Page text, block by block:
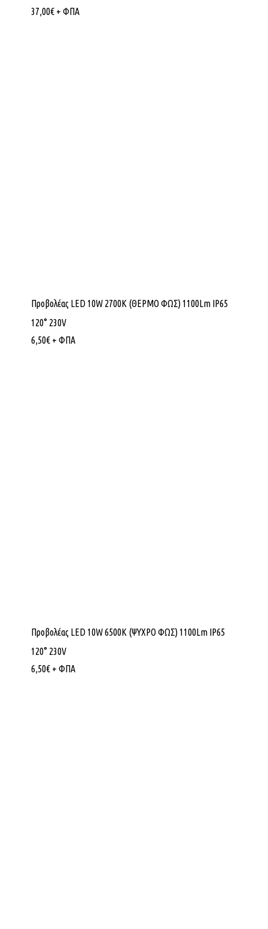
37,00€ + ΦΠΑ
Προβολέας LED 10W 2700K (ΘΕΡΜΟ ΦΩΣ) 1100Lm IP65
120° 230V
6,50€ + ΦΠΑ
Προβολέας LED 10W 6500K (ΨΥΧΡΟ ΦΩΣ) 1100Lm IP65
120° 230V
6,50€ + ΦΠΑ